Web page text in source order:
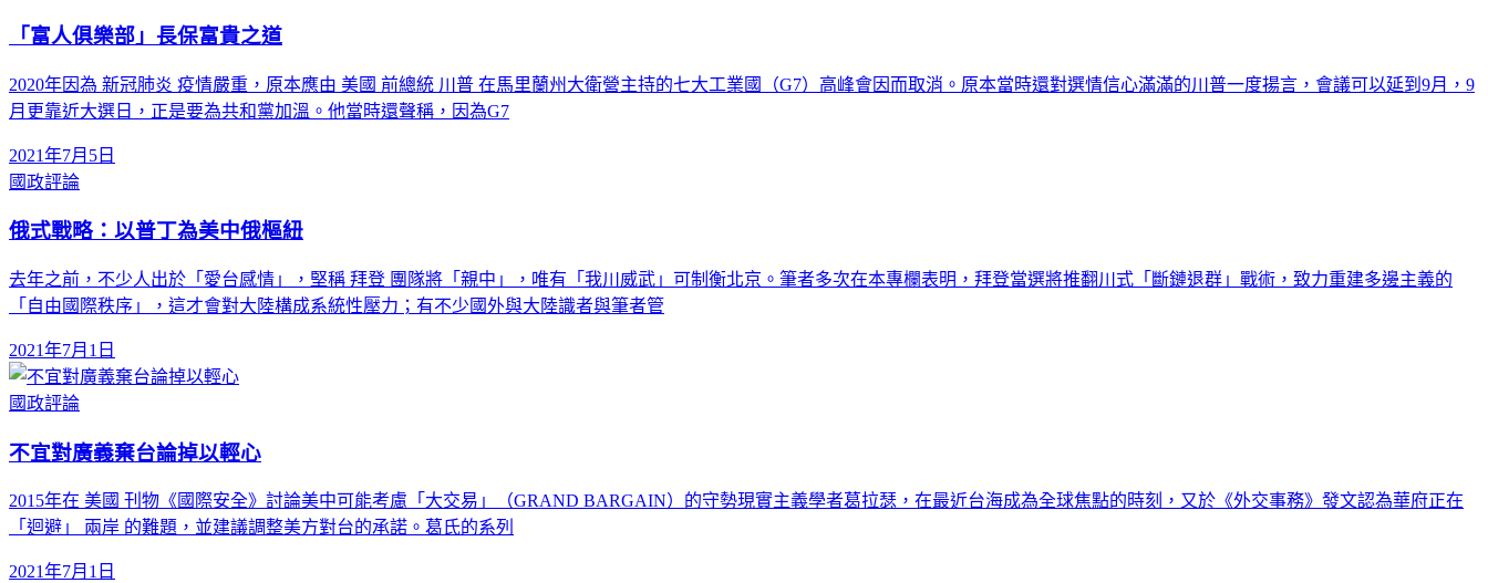
「富人俱樂部」長保富貴之道
2020年因為 新冠肺炎 疫情嚴重，原本應由 美國 前總統 川普 在馬里蘭州大衛營主持的七大工業國（G7）高峰會因而取消。原本當時還對選情信心滿滿的川普一度揚言，會議可以延到9月，9
月更靠近大選日，正是要為共和黨加溫。他當時還聲稱，因為G7
2021年7月5日
國政評論
俄式戰略：以普丁為美中俄樞紐
去年之前，不少人出於「愛台感情」，堅稱 拜登 團隊將「親中」，唯有「我川威武」可制衡北京。筆者多次在本專欄表明，拜登當選將推翻川式「斷鏈退群」戰術，致力重建多邊主義的
「自由國際秩序」，這才會對大陸構成系統性壓力；有不少國外與大陸識者與筆者管
2021年7月1日
國政評論
不宜對廣義棄台論掉以輕心
2015年在 美國 刊物《國際安全》討論美中可能考慮「大交易」（GRAND BARGAIN）的守勢現實主義學者葛拉瑟，在最近台海成為全球焦點的時刻，又於《外交事務》發文認為華府正在
「迴避」 兩岸 的難題，並建議調整美方對台的承諾。葛氏的系列
2021年7月1日